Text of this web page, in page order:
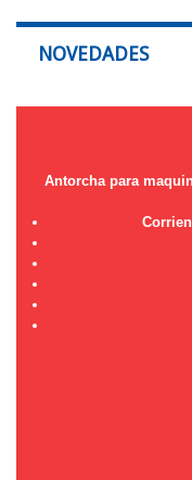
NOVEDADES
Antorcha para